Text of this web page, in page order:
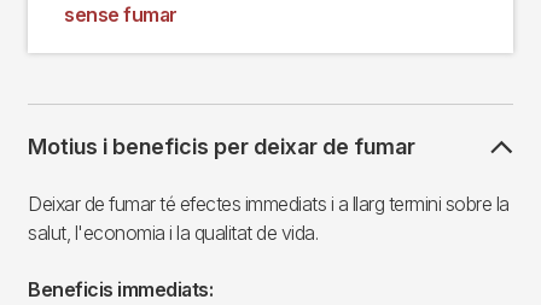
sense fumar
Motius i beneficis per deixar de fumar
Deixar de fumar té efectes immediats i a llarg termini sobre la
salut, l'economia i la qualitat de vida.
Beneficis immediats: